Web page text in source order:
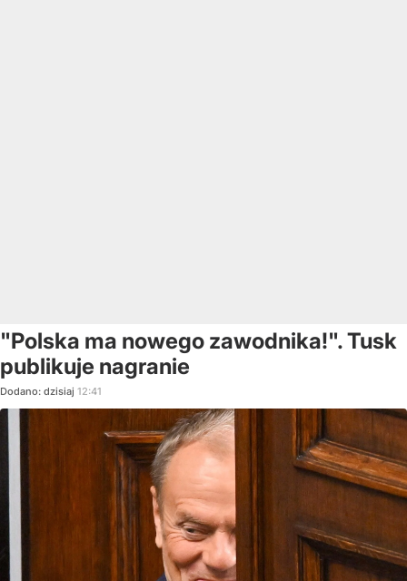
"Polska ma nowego zawodnika!". Tusk
publikuje nagranie
Dodano: dzisiaj 12:41